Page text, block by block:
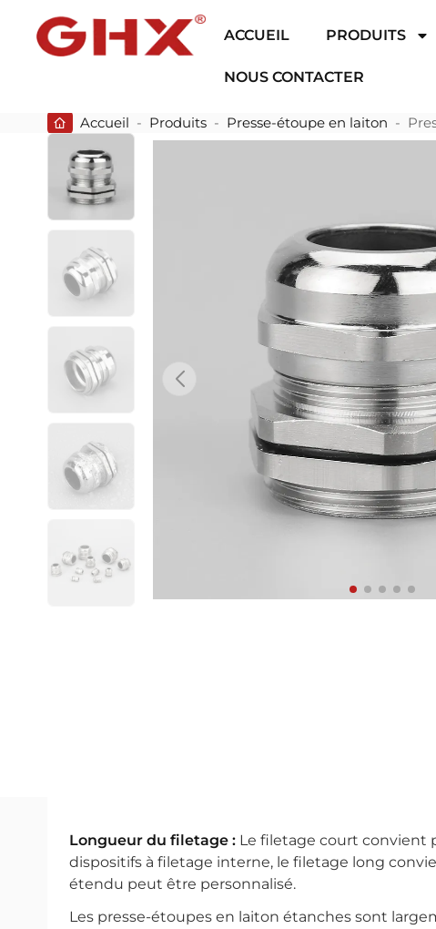
ACCUEIL PRODUITS
NOUS CONTACTER
Accueil - Produits - Presse-étoupe en laiton -
Longueur du filetage : Le filetage court convient
dispositifs à filetage interne, le filetage long
étendu peut être personnalisé.
Les presse-étoupes en laiton étanches sont